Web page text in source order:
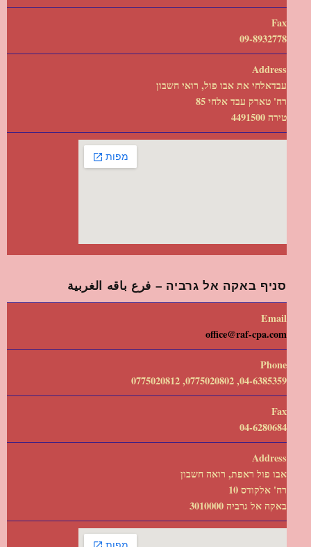
Fax
09-8932778
Address
עבדאלחי את אבו פול, רואי חשבון
רח' טארק עבד אלחי 85
טירה 4491500
סניף באקה אל גרביה – فرع باقه الغربية
Email
office@raf-cpa.com
Phone
04-6385359, 0775020802, 0775020812
Fax
04-6280684
Address
אבו פול ראפת, רואה חשבון
רח' אלקודס 10
באקה אל גרביה 3010000